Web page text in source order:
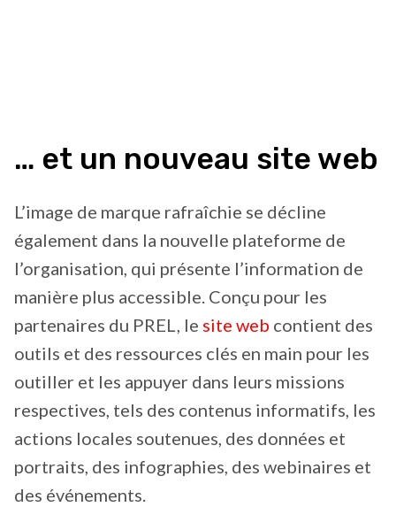
… et un nouveau site web
L’image de marque rafraîchie se décline
également dans la nouvelle plateforme de
l’organisation, qui présente l’information de
manière plus accessible. Conçu pour les
partenaires du PREL, le site web contient des
outils et des ressources clés en main pour les
outiller et les appuyer dans leurs missions
respectives, tels des contenus informatifs, les
actions locales soutenues, des données et
portraits, des infographies, des webinaires et
des événements.